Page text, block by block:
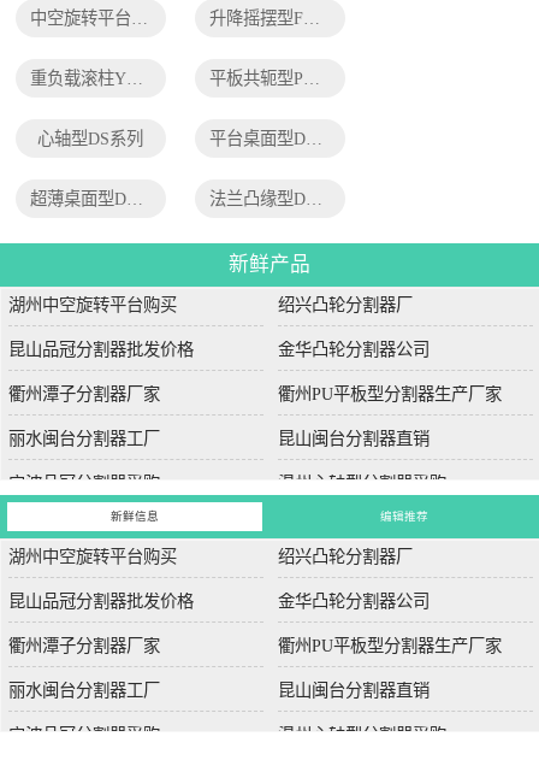
升降摇摆型FH系列
心轴型DS系列 平台桌面型DT系列
法兰凸缘型DF系列
新鲜产品
湖州中空旋转平台购买 绍兴凸轮分割器厂
昆山品冠分割器批发价格 金华凸轮分割器公司
衢州潭子分割器厂家 衢州PU平板型分割器生产厂家
丽水闽台分割器工厂 昆山闽台分割器直销
宁波品冠分割器采购 温州心轴型分割器采购
新鲜信息 编辑推荐
湖州中空旋转平台购买 绍兴凸轮分割器厂
昆山品冠分割器批发价格 金华凸轮分割器公司
衢州潭子分割器厂家 衢州PU平板型分割器生产厂家
丽水闽台分割器工厂 昆山闽台分割器直销
宁波品冠分割器采购 温州心轴型分割器采购